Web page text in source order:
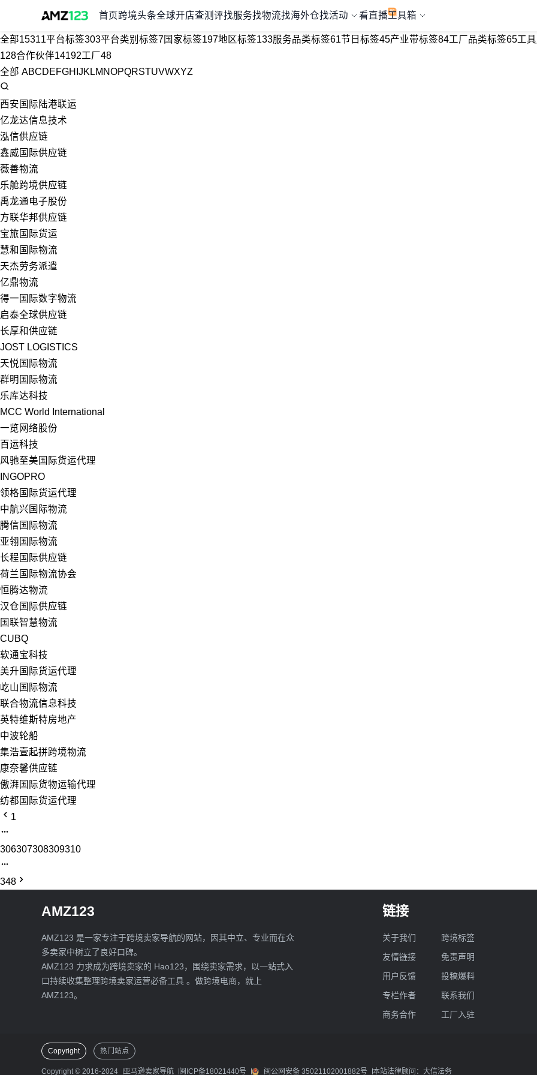
首页 跨境头条全球开店查测评找服务找物流找海外仓找活动 看直播工具箱
全部15311平台标签303平台类别标签7国家标签197地区标签133服务品类标签61节日标签45产业带标签84工厂品类标签65工
128合作伙伴14192工厂48
全部 ABCDEFGH JK LM NOPQRSTUVWXYZ
西安国际陆港联运
亿龙达信息技术
泓信供应链
鑫威国际供应链
薇善物流
乐舱跨境供应链
禹龙通电子股份
方联华邦供应链
宝旅国际货运
慧和国际物流
天杰劳务派遣
亿鼎物流
得一国际数字物流
启泰全球供应链
长厚和供应链
JOST LOGISTICS
天悦国际物流
群明国际物流
乐库达科技
MCC World International
一览网络股份
百运科技
风驰至美国际货运代理
INGOPRO
领格国际货运代理
中航兴国际物流
腾信国际物流
亚翎国际物流
长程国际供应链
荷兰国际物流协会
恒腾达物流
汉仓国际供应链
国联智慧物流
CUBQ
软通宝科技
美升国际货运代理
屹山国际物流
联合物流信息科技
英特维斯特房地产
中波轮船
集浩壹起拼跨境物流
康奈馨供应链
傲湃国际货物运输代理
纺都国际货运代理
1
306307308309310
348
AMZ123
AMZ123 是一家专注于跨境卖家导航的网站，因其中立、专业而在众
多卖家中树立了良好口碑。
AMZ123 力求成为跨境卖家的 Hao123，围绕卖家需求，以一站式入
口持续收集整理跨境卖家运营必备工具 。做跨境电商，就上
AMZ123。
链接
关于我们
跨境标签
友情链接
免责声明
用户反馈
投稿爆料
专栏作者
联系我们
商务合作
工厂入驻
Copyright 热门站点
Copyright © 2016-2024 亚马逊卖家导航 闽ICP备18021440号 闽公网安备 35021102001882号 本站法律顾问：大信法务